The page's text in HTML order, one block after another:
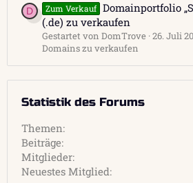
D Zum Verkauf Domainportfolio
(.de) zu verkaufen
Gestartet von DomTrove 26. Juli
Domains zu verkaufen
Statistik des Forums
Themen
Beiträge
Mitglieder
Neuestes Mitglied